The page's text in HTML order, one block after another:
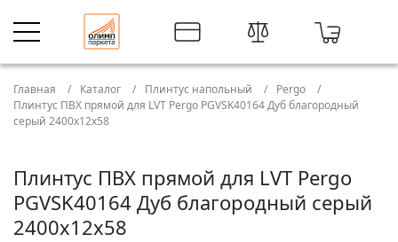
Главная Каталог Плинтус напольный
Pergo
Плинтус ПВХ прямой для LVT Pergo PGVSK40164 Дуб благородный
серый 2400х12х58
Плинтус ПВХ прямой для LVT Pergo
PGVSK40164 Дуб благородный серый
2400х12х58